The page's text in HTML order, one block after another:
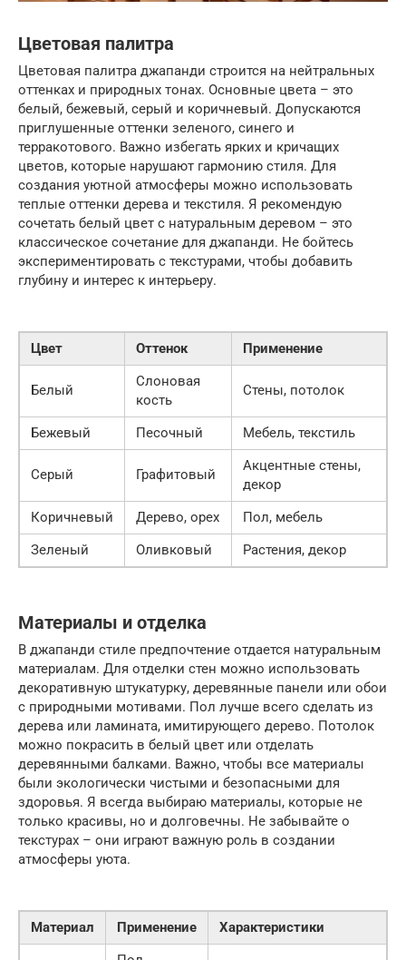
Цветовая палитра
Цветовая палитра джапанди строится на нейтральных
оттенках и природных тонах. Основные цвета – это
белый, бежевый, серый и коричневый. Допускаются
приглушенные оттенки зеленого, синего и
терракотового. Важно избегать ярких и кричащих
цветов, которые нарушают гармонию стиля. Для
создания уютной атмосферы можно использовать
теплые оттенки дерева и текстиля. Я рекомендую
сочетать белый цвет с натуральным деревом – это
классическое сочетание для джапанди. Не бойтесь
экспериментировать с текстурами, чтобы добавить
глубину и интерес к интерьеру.
Цвет Оттенок Применение
Белый
Слоновая
кость
Стены, потолок
Бежевый Песочный Мебель, текстиль
Серый Графитовый
Акцентные стены,
декор
Коричневый
Дерево, орех
Пол, мебель
Зеленый
Оливковый Растения, декор
Материалы и отделка
В джапанди стиле предпочтение отдается натуральным
материалам. Для отделки стен можно использовать
декоративную штукатурку, деревянные панели или обои
с природными мотивами. Пол лучше всего сделать из
дерева или ламината, имитирующего дерево. Потолок
можно покрасить в белый цвет или отделать
деревянными балками. Важно, чтобы все материалы
были экологически чистыми и безопасными для
здоровья. Я всегда выбираю материалы, которые не
только красивы, но и долговечны. Не забывайте о
текстурах – они играют важную роль в создании
атмосферы уюта.
Материал Применение
Характеристики